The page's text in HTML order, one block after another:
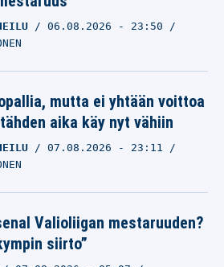
06.08.2026 - 23:50
mutta ei yhtään voittoa
aika käy nyt vähiin
07.08.2026 - 23:11
Valioliigan mestaruuden?
siirto”